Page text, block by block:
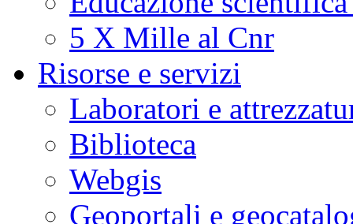
5 X Mille al Cnr
Risorse e servizi
Laboratori e
Biblioteca
Webgis
Geoportali e